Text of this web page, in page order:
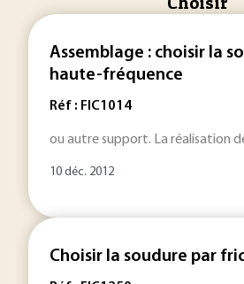
Assemblage : choisir la
haute-fréquence
Réf : FIC1014
ou autre support. La réalisation
10 déc. 2012
Choisir la soudure par